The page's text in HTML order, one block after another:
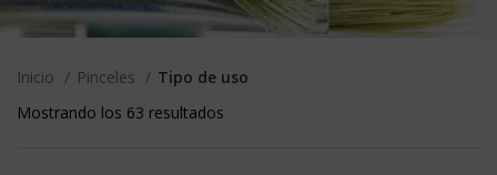
Inicio Pinceles
Tipo de uso
Mostrando los 63 resultados